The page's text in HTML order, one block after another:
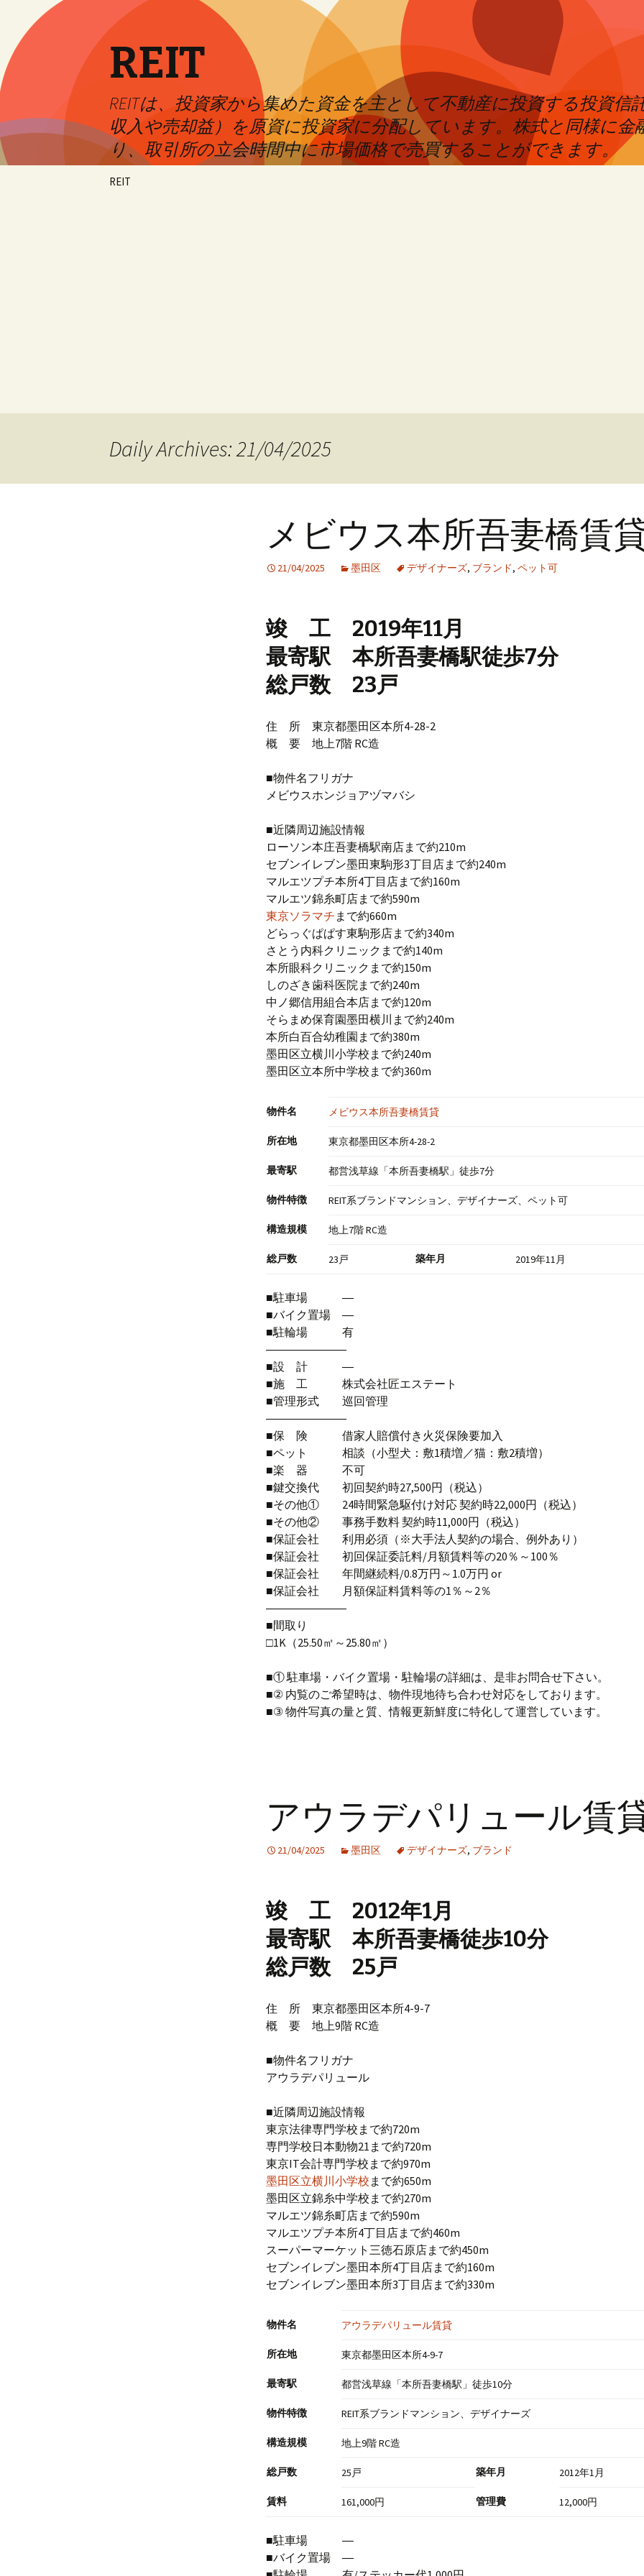
REIT
REITは、投資家から集めた資金を主として不動産に投資する投資信
収入や売却益）を原資に投資家に分配しています。株式と同様に金
り、取引所の立会時間中に市場価格で売買することができます。
Skip
REIT
Daily Archives: 21/04/2025
メビウス本所吾妻橋賃
21/04/2025 墨田区 デザイナーズ, ブランド, ペット可
竣 工 2019年11月
最寄駅 本所吾妻橋駅徒歩7分
総戸数 23戸
住 所 東京都墨田区本所4-28-2
概 要 地上7階 RC造
■物件名フリガナ
メビウスホンジョアヅマバシ
■近隣周辺施設情報
ローソン本庄吾妻橋駅南店まで約210m
セブンイレブン墨田東駒形3丁目店まで約240m
マルエツプチ本所4丁目店まで約160m
マルエツ錦糸町店まで約590m
東京ソラマチ まで約660m
どらっぐぱぱす東駒形店まで約340m
さとう内科クリニックまで約140m
本所眼科クリニックまで約150m
しのざき歯科医院まで約240m
中ノ郷信用組合本店まで約120m
そらまめ保育園墨田横川まで約240m
本所白百合幼稚園まで約380m
墨田区立横川小学校まで約240m
墨田区立本所中学校まで約360m
物件名 メビウス本所吾妻橋賃貸
所在地 東京都墨田区本所4-28-2
最寄駅 都営浅草線「本所吾妻橋駅」徒歩7分
物件特徴 REIT系ブランドマンション、デザイナーズ、ペット可
構造規模 地上7階 RC造
総戸数 23戸 築年月 2019年11月
■駐車場 ―
■バイク置場 ―
■駐輪場 有
―――――――
■設 計 ―
■施 工 株式会社匠エステート
■管理形式 巡回管理
―――――――
■保 険 借家人賠償付き火災保険要加入
■ペット 相談（小型犬：敷1積増／猫：敷2積増）
■楽 器 不可
■鍵交換代 初回契約時27,500円（税込）
■その他① 24時間緊急駆付け対応 契約時22,000円（税込）
■その他② 事務手数料 契約時11,000円（税込）
■保証会社 利用必須（※大手法人契約の場合、例外あり）
■保証会社 初回保証委託料/月額賃料等の20％～100％
■保証会社 年間継続料/0.8万円～1.0万円 or
■保証会社 月額保証料賃料等の1％～2％
―――――――
■間取り
□1K（25.50㎡～25.80㎡）
■① 駐車場・バイク置場・駐輪場の詳細は、是非お問合せ下さい。
■② 内覧のご希望時は、物件現地待ち合わせ対応をしております。
■③ 物件写真の量と質、情報更新鮮度に特化して運営しています。
アウラデパリュール賃
21/04/2025 墨田区 デザイナーズ, ブランド
竣 工 2012年1月
最寄駅 本所吾妻橋徒歩10分
総戸数 25戸
住 所 東京都墨田区本所4-9-7
概 要 地上9階 RC造
■物件名フリガナ
アウラデパリュール
■近隣周辺施設情報
東京法律専門学校まで約720m
専門学校日本動物21まで約720m
東京IT会計専門学校まで約970m
墨田区立横川小学校 まで約650m
墨田区立錦糸中学校まで約270m
マルエツ錦糸町店まで約590m
マルエツプチ本所4丁目店まで約460m
スーパーマーケット三徳石原店まで約450m
セブンイレブン墨田本所4丁目店まで約160m
セブンイレブン墨田本所3丁目店まで約330m
物件名 アウラデパリュール賃貸
所在地 東京都墨田区本所4-9-7
最寄駅 都営浅草線「本所吾妻橋駅」徒歩10分
物件特徴 REIT系ブランドマンション、デザイナーズ
構造規模 地上9階 RC造
総戸数 25戸 築年月 2012年1月
賃料 161,000円 管理費 12,000円
■駐車場 ―
■バイク置場 ―